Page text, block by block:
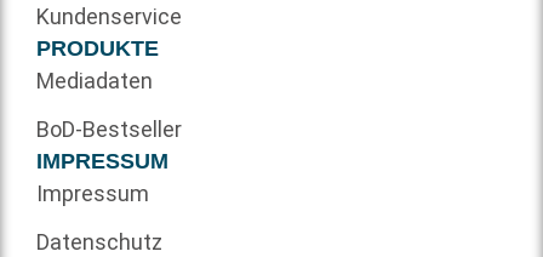
Kundenservice
PRODUKTE
Mediadaten
BoD-Bestseller
IMPRESSUM
Impressum
Datenschutz